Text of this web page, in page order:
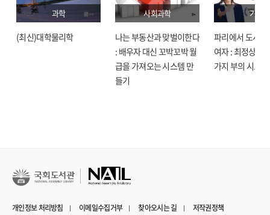
과학
(최신)대학물리학
사회과학
나는 부동산과 맞벌이한다
: 배우자 대신 꼬박꼬박 월
급을 가져오는 시스템 만
들기
기술
파리에서 도시락
여자 : 최정상으
가지 부의 시크릿
개인정보 처리방침 이메일수집거부 찾아오시는 길 저작권정책